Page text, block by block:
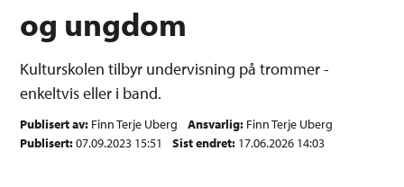
og ungdom
Kulturskolen tilbyr undervisning på trommer -
enkeltvis eller i band.
Publisert av Finn Terje Uberg Ansvarlig Finn Terje Uberg
Publisert 07.09.2023 15:51 Sist endret 17.06.2026 14:03